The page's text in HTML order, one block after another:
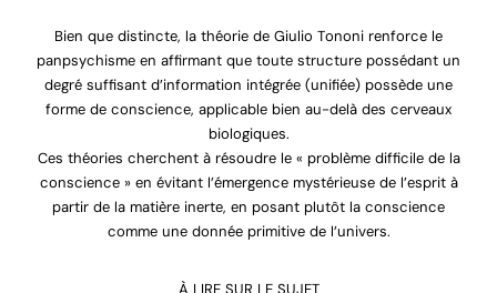
Bien que distincte, la théorie de Giulio Tononi renforce le
panpsychisme en affirmant que toute structure possédant un
degré suffisant d’information intégrée (unifiée) possède une
forme de conscience, applicable bien au-delà des cerveaux
biologiques.
Ces théories cherchent à résoudre le « problème difficile de la
conscience » en évitant l’émergence mystérieuse de l’esprit à
partir de la matière inerte, en posant plutôt la conscience
comme une donnée primitive de l’univers.